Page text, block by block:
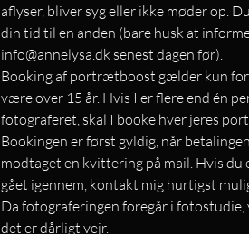
aflyser, bliver syg eller ikke møder op.
din tid til en anden (bare husk at
info@annelysa.dk senest dagen før).
Booking af portrætboost gælder kun for
være over 15 år. Hvis I er flere end én
fotograferet, skal I booke hver jeres
Bookingen er først gyldig, når
modtaget en kvittering på mail. Hvis
gået igennem, kontakt mig hurtigst
Da fotograferingen foregår i fotostudie,
det er dårligt vejr.